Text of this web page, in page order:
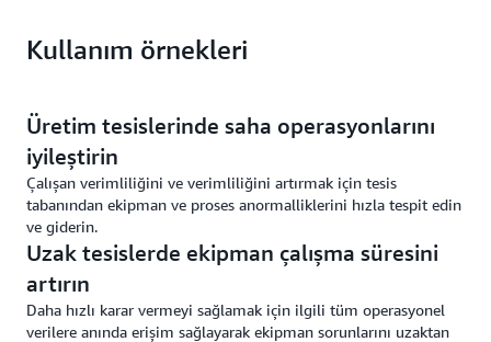
Kullanım örnekleri
Üretim tesislerinde saha operasyonlarını
iyileştirin
Çalışan verimliliğini ve verimliliğini artırmak için tesis
tabanından ekipman ve proses anormalliklerini hızla tespit edin
ve giderin.
Uzak tesislerde ekipman çalışma süresini
artırın
Daha hızlı karar vermeyi sağlamak için ilgili tüm operasyonel
verilere anında erişim sağlayarak ekipman sorunlarını uzaktan